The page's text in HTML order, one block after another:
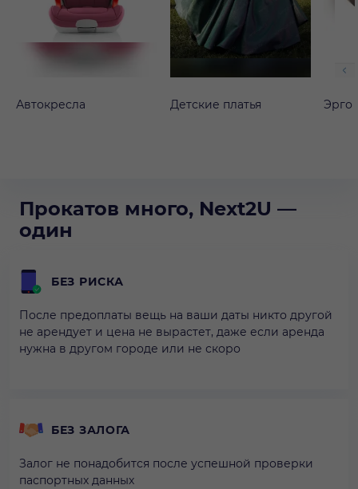
Автокресла Детские платья Эрго
Прокатов много, Next2U —
один
БЕЗ РИСКА
После предоплаты вещь на ваши даты никто другой
не арендует и цена не вырастет, даже если аренда
нужна в другом городе или не скоро
БЕЗ ЗАЛОГА
Залог не понадобится после успешной проверки
паспортных данных